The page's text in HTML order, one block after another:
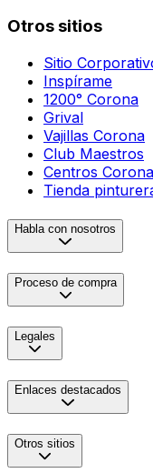
Otros sitios
Sitio
Inspírame
1200° Corona
Grival
Vajillas Corona
Club Maestros
Centros Corona
Tienda
Habla con nosotros
Proceso de compra
Legales
Enlaces destacados
Otros sitios